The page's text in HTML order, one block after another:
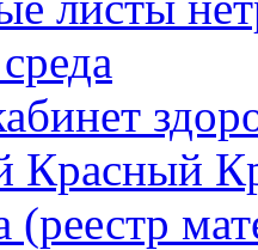
Красный
(реестр